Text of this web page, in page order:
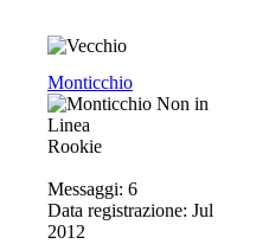
Monticchio
Rookie
Messaggi: 6
Data registrazione: Jul
2012